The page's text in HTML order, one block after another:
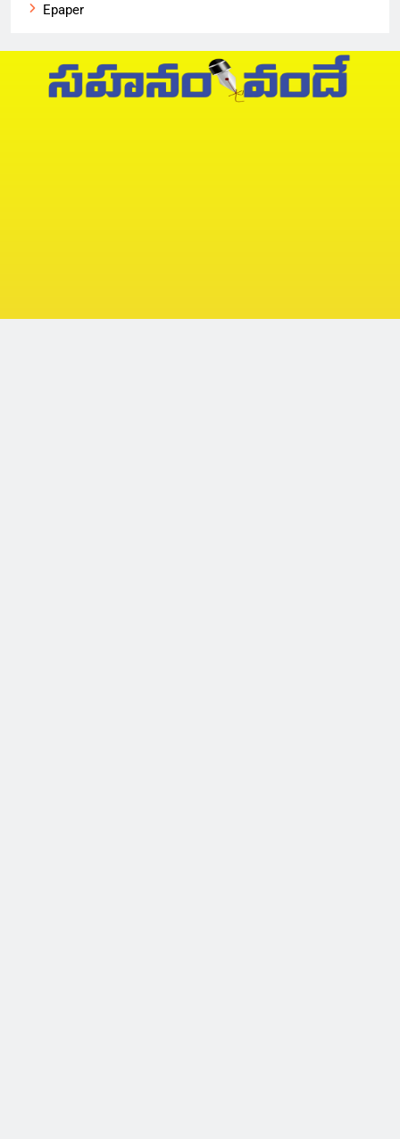
Epaper